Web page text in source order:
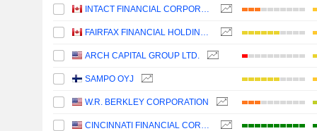
INTACT FINANCIAL CORPORATION
FAIRFAX FINANCIAL HOLDINGS LIMITED
ARCH CAPITAL GROUP LTD.
SAMPO OYJ
W.R. BERKLEY CORPORATION
CINCINNATI FINANCIAL CORPORATION